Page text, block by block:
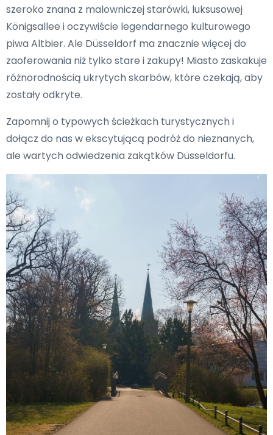
szeroko znana z malowniczej starówki, luksusowej
Königsallee i oczywiście legendarnego kulturowego
piwa Altbier. Ale Düsseldorf ma znacznie więcej do
zaoferowania niż tylko stare i zakupy! Miasto zaskakuje
różnorodnością ukrytych skarbów, które czekają, aby
zostały odkryte.
Zapomnij o typowych ścieżkach turystycznych i
dołącz do nas w ekscytującą podróż do nieznanych,
ale wartych odwiedzenia zakątków Düsseldorfu.